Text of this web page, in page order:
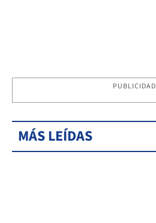
PUBLICIDAD
MÁS LEÍDAS